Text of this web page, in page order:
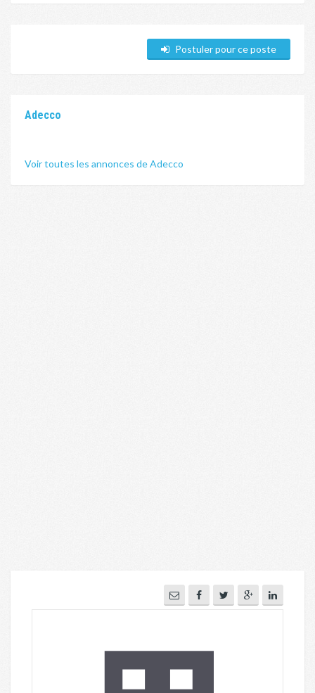
Postuler pour ce poste
Adecco
Voir toutes les annonces de Adecco